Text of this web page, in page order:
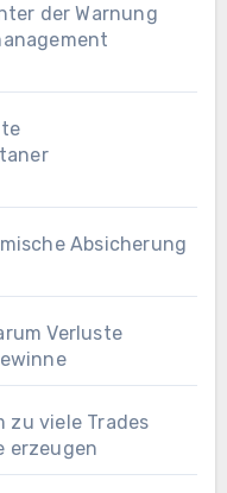
der Warnung
Absicherung
Verluste
zu viele Trades
erzeugen